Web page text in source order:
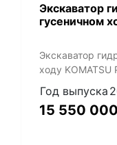
Экскаватор
гусеничном
Экскаватор
ходу
Год выпуска
15 550 000